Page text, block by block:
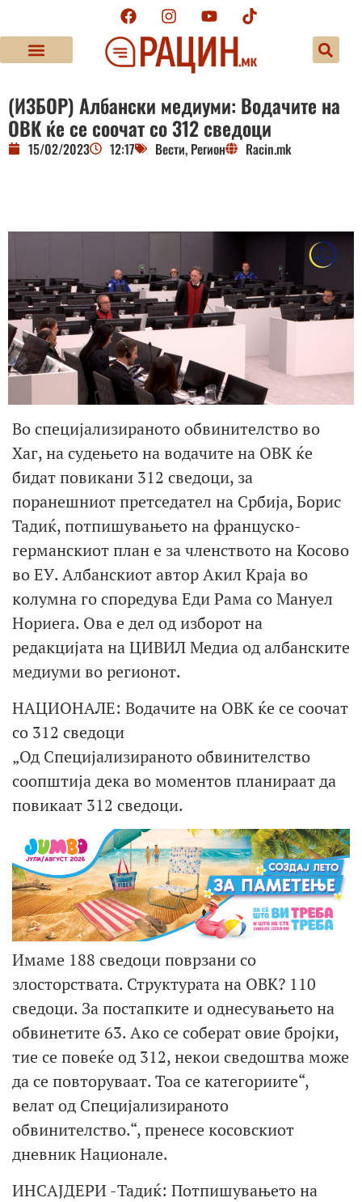
(ИЗБОР) Албански медиуми: Водачите на
ОВК ќе се соочат со 312 сведоци
15/02/2023 12:17 Вести, Регион Racin.mk
Во специјализираното обвинителство во
Хаг, на судењето на водачите на ОВК ќе
бидат повикани 312 сведоци, за
поранешниот претседател на Србија, Борис
Тадиќ, потпишувањето на француско-
германскиот план е за членството на Косово
во ЕУ. Албанскиот автор Акил Краја во
колумна го споредува Еди Рама со Мануел
Нориега. Ова е дел од изборот на
редакцијата на ЦИВИЛ Медиа од албанските
медиуми во регионот.
НАЦИОНАЛЕ: Водачите на ОВК ќе се соочат
со 312 сведоци
„Од Специјализираното обвинителство
соопштија дека во моментов планираат да
повикаат 312 сведоци.
Имаме 188 сведоци поврзани со
злосторствата. Структурата на ОВК? 110
сведоци. За постапките и однесувањето на
обвинетите 63. Ако се соберат овие бројки,
тие се повеќе од 312, некои сведоштва може
да се повторуваат. Тоа се категориите“,
велат од Специјализираното
обвинителство.“, пренесе косовскиот
дневник Национале.
ИНСАЈДЕРИ -Тадиќ: Потпишувањето на